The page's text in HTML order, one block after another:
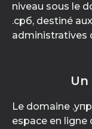
niveau sous le
.срб, destiné
administratives
Le domaine
espace en ligne